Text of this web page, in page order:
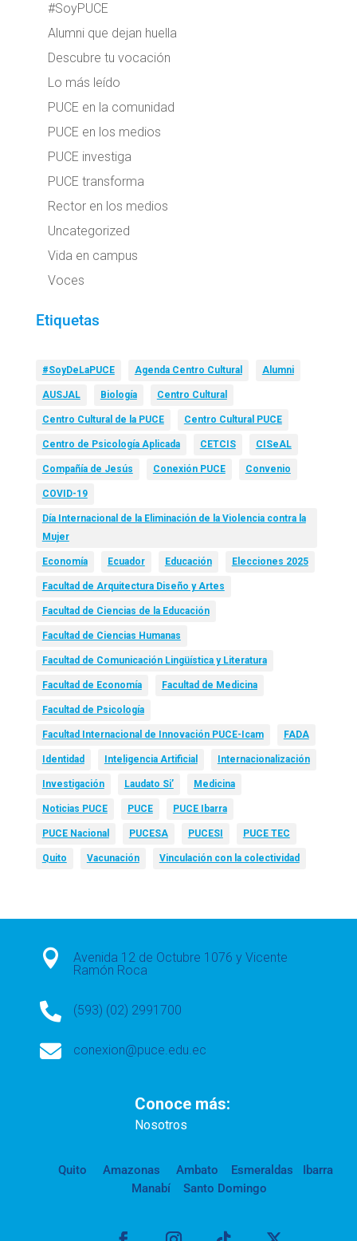
#SoyPUCE
Alumni que dejan huella
Descubre tu vocación
Lo más leído
PUCE en la comunidad
PUCE en los medios
PUCE investiga
PUCE transforma
Rector en los medios
Uncategorized
Vida en campus
Voces
Etiquetas
#SoyDeLaPUCE Agenda Centro Cultural Alumni
AUSJAL Biología Centro Cultural
Centro Cultural de la PUCE Centro Cultural PUCE
Centro de Psicología Aplicada CETCIS CISeAL
Compañía de Jesús Conexión PUCE Convenio
COVID-19
Día Internacional de la Eliminación de la Violencia contra la
Mujer
Economía Ecuador Educación Elecciones 2025
Facultad de Arquitectura Diseño y Artes
Facultad de Ciencias de la Educación
Facultad de Ciencias Humanas
Facultad de Comunicación Lingüística y Literatura
Facultad de Economía Facultad de Medicina
Facultad de Psicología
Facultad Internacional de Innovación PUCE-Icam FADA
Identidad Inteligencia Artificial Internacionalización
Investigación Laudato Si’ Medicina
Noticias PUCE PUCE PUCE Ibarra
PUCE Nacional PUCESA PUCESI PUCE TEC
Quito Vacunación Vinculación con la colectividad

Avenida 12 de Octubre 1076 y Vicente
Ramón Roca
 (593) (02) 2991700
 conexion@puce.edu.ec
Conoce más:
Nosotros
Quito Amazonas Ambato Esmeraldas
Ibarra
Manabí
Santo Domingo